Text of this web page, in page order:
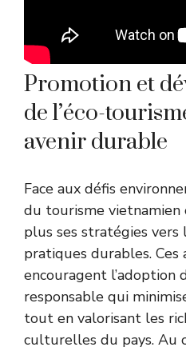
Promotion et
de l’éco-
avenir durable
Face aux défis
du tourisme
plus ses stratégies vers
pratiques durables. Ces
encouragent l’adoption
responsable qui
tout en valorisant les
culturelles du pays. Au